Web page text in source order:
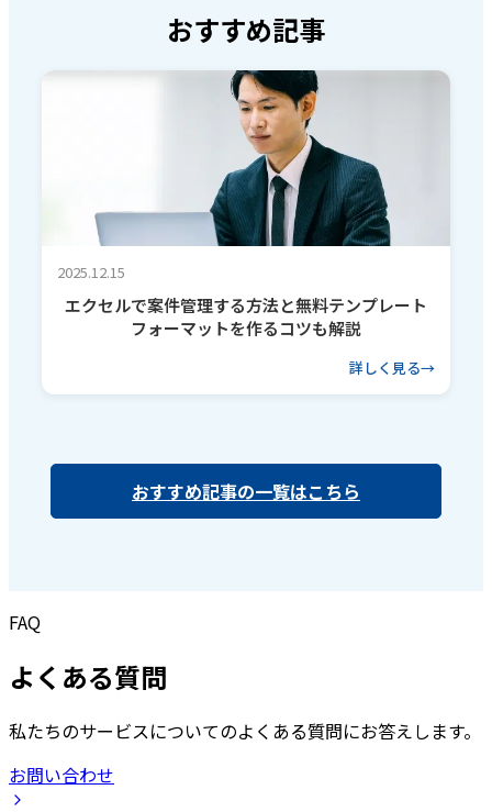
おすすめ記事
2025.12.15
エクセルで案件管理する方法と無料テンプレート
フォーマットを作るコツも解説
詳しく見る
おすすめ記事の一覧はこちら
FAQ
よくある質問
私たちのサービスについてのよくある質問にお答えします。
お問い合わせ